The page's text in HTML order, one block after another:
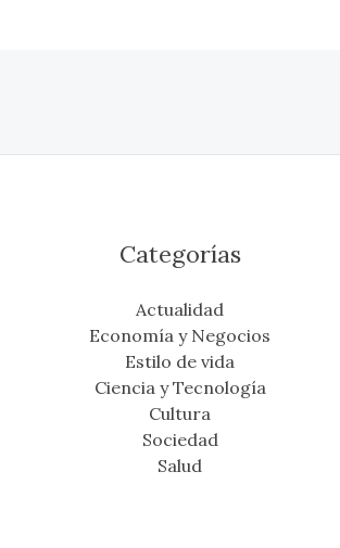
Categorías
Actualidad
Economía y Negocios
Estilo de vida
Ciencia y Tecnología
Cultura
Sociedad
Salud